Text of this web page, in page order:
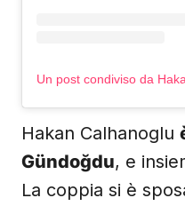
Hakan Calhanoglu
Gündoğdu, e
La coppia si è